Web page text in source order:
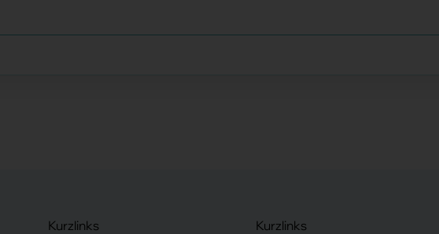
Kurzlinks Kurzlinks